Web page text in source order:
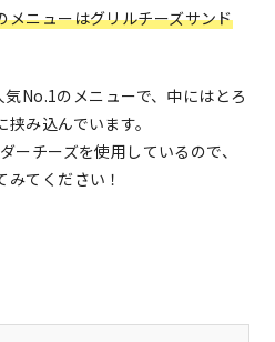
メニューはグリルチーズサンド
No.1のメニューで、中にはとろ
み込んでいます。
ーチーズを使用しているので、
てください！